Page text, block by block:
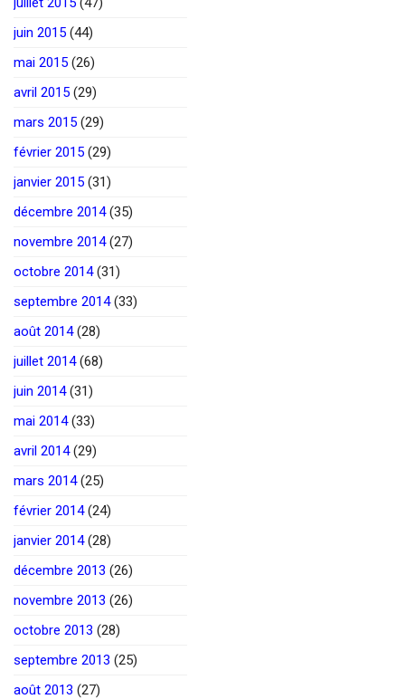
juin 2015 (44)
mai 2015 (26)
avril 2015 (29)
mars 2015 (29)
février 2015 (29)
janvier 2015 (31)
décembre 2014(35)
novembre 2014(27)
octobre 2014(31)
septembre 2014(33)
août 2014(28)
juillet 2014(68)
juin 2014(31)
mai 2014(33)
avril 2014(29)
mars 2014(25)
février 2014(24)
janvier 2014(28)
décembre 2013 (26)
novembre 2013 (26)
octobre 2013 (28)
septembre 2013 (25)
août 2013 (27)